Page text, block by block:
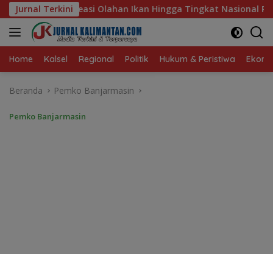
Langsung
ke
konten
Jurnal Terkini
Hingga Tingkat Nasional Pada Lomba Masak Serba Ikan
Home Kalsel Regional Politik Hukum & Peristiwa
Beranda Pemko Banjarmasin
Pemko Banjarmasin